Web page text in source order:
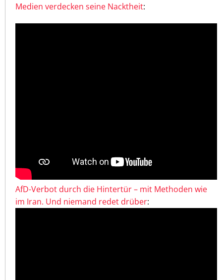
Medien verdecken seine Nacktheit:
AfD-Verbot durch die Hintertür – mit Methoden wie
im Iran. Und niemand redet drüber: